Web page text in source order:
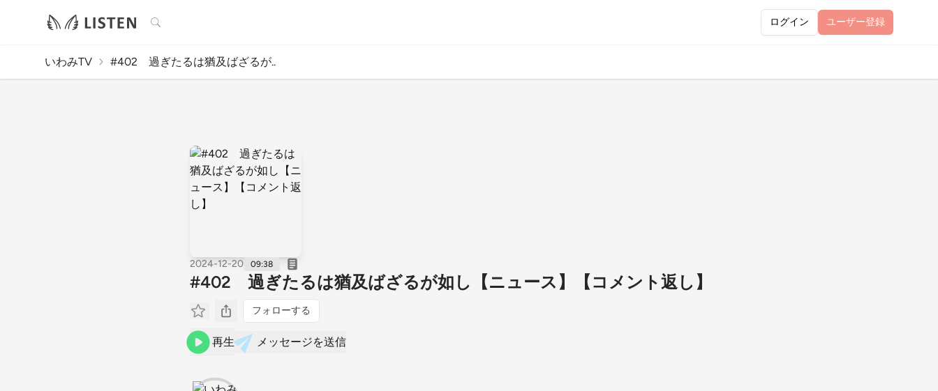
検索 ログイン ユーザー登録
いわみTV #402 過ぎたるは猶及ばざるが..
2024-12-20 09:38
#402 過ぎたるは猶及ばざるが如し【ニュース】【コメント返し】
フォローする
再生 メッセージを送信